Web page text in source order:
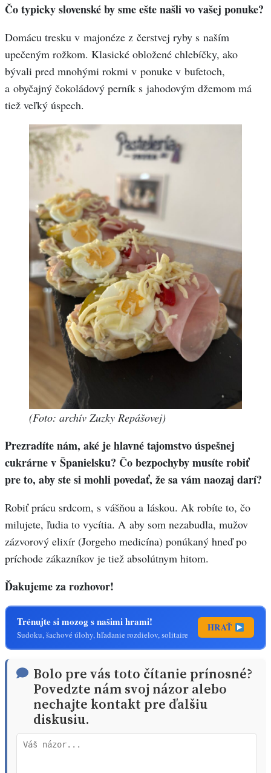
Čo typicky slovenské by sme ešte našli vo vašej ponuke?
Domácu tresku v majonéze z čerstvej ryby s naším
upečeným rožkom. Klasické obložené chlebíčky, ako
bývali pred mnohými rokmi v ponuke v bufetoch,
a obyčajný čokoládový perník s jahodovým džemom má
tiež veľký úspech.
(Foto: archív Zuzky Repášovej)
Prezradíte nám, aké je hlavné tajomstvo úspešnej
cukrárne v Španielsku? Čo bezpochyby musíte robiť
pre to, aby ste si mohli povedať, že sa vám naozaj darí?
Robiť prácu srdcom, s vášňou a láskou. Ak robíte to, čo
milujete, ľudia to vycítia. A aby som nezabudla, mužov
zázvorový elixír (Jorgeho medicína) ponúkaný hneď po
príchode zákazníkov je tiež absolútnym hitom.
Ďakujeme za rozhovor!
Trénujte si mozog s našimi hrami!
Sudoku, šachové úlohy, hľadanie rozdielov, solitaire
HRAŤ
Bolo pre vás toto čítanie prínosné?
Povedzte nám svoj názor alebo
nechajte kontakt pre ďalšiu
diskusiu.